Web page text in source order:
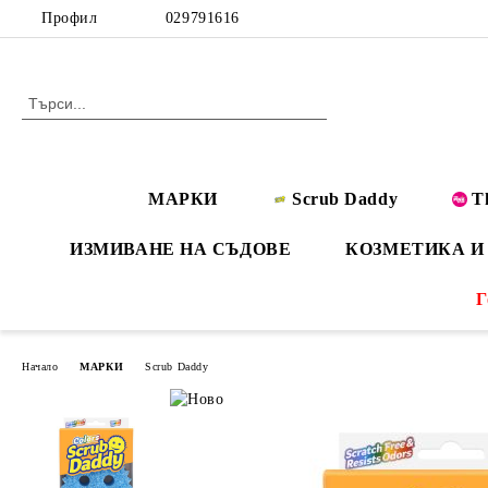
Профил 029791616
МАРКИ Scrub Daddy
ИЗМИВАНЕ НА СЪДОВЕ КОЗМЕТИКА
Начало МАРКИ Scrub Daddy